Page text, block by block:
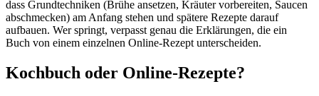
dass Grundtechniken (Brühe ansetzen, Kräuter vorbereiten, Saucen
abschmecken) am Anfang stehen und spätere Rezepte darauf
aufbauen. Wer springt, verpasst genau die Erklärungen, die ein
Buch von einem einzelnen Online-Rezept unterscheiden.
Kochbuch oder Online-Rezepte?